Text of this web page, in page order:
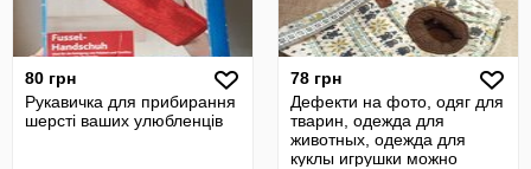
80 грн
Рукавичка для прибирання
шерсті ваших улюбленців
78 грн
Дефекти на фото, одяг для
тварин, одежда для
животных, одежда для
куклы игрушки можно